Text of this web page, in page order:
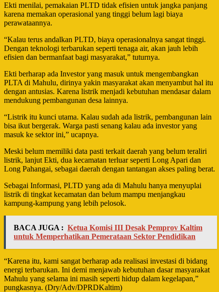
Ekti menilai, pemakaian PLTD tidak efisien untuk jangka panjang
karena memakan operasional yang tinggi belum lagi biaya
perawataannya.
“Kalau terus andalkan PLTD, biaya operasionalnya sangat tinggi.
Dengan teknologi terbarukan seperti tenaga air, akan jauh lebih
efisien dan bermanfaat bagi masyarakat,” tuturnya.
Ekti berharap ada Investor yang masuk untuk mengembangkan
PLTA di Mahulu, dirinya yakin masyarakat akan menyambut hal itu
dengan antusias. Karena listrik menjadi kebutuhan mendasar dalam
mendukung pembangunan desa lainnya.
“Listrik itu kunci utama. Kalau sudah ada listrik, pembangunan lain
bisa ikut bergerak. Warga pasti senang kalau ada investor yang
masuk ke sektor ini,” ucapnya.
Meski belum memiliki data pasti terkait daerah yang belum teraliri
listrik, lanjut Ekti, dua kecamatan terluar seperti Long Apari dan
Long Pahangai, sebagai daerah dengan tantangan akses paling berat.
Sebagai Informasi, PLTD yang ada di Mahulu hanya menyuplai
listrik di tingkat kecamatan dan belum mampu menjangkau
kampung-kampung yang lebih pelosok.
BACA JUGA : Ketua Komisi III Desak Pemprov Kaltim
untuk Memperhatikan Pemerataan Sektor Pendidikan
“Karena itu, kami sangat berharap ada realisasi investasi di bidang
energi terbarukan. Ini demi menjawab kebutuhan dasar masyarakat
Mahulu yang selama ini masih seperti hidup dalam kegelapan,”
pungkasnya. (Dry/Adv/DPRDKaltim)